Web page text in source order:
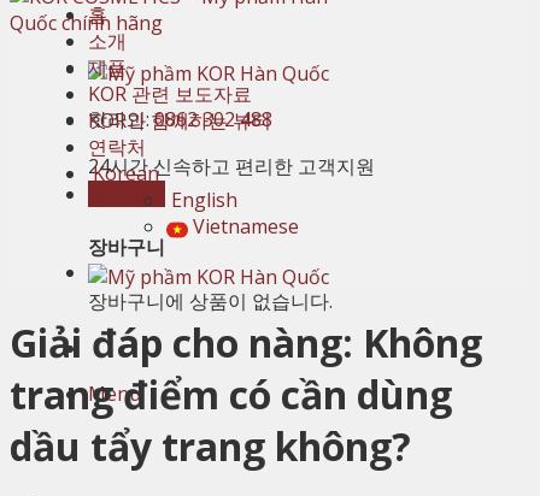
핫라인:0862 302 488
24시간 신속하고 편리한 고객지원
장바구니
장바구니
장바구니에 상품이 없습니다.
Menu
홈
소개
제품
KOR 관련 보도자료
KOR과 함께하는 뷰티
연락처
Korean
English
Vietnamese
Giải đáp cho nàng: Không
trang điểm có cần dùng
dầu tẩy trang không?